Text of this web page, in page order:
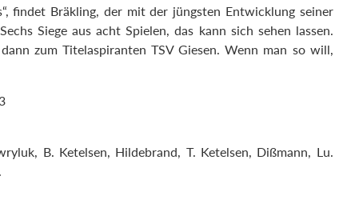
findet Bräkling, der mit der jüngsten Entwicklung seiner
Siege aus acht Spielen, das kann sich sehen lassen.
zum Titelaspiranten TSV Giesen. Wenn man so will,
B. Ketelsen, Hildebrand, T. Ketelsen, Dißmann, Lu.